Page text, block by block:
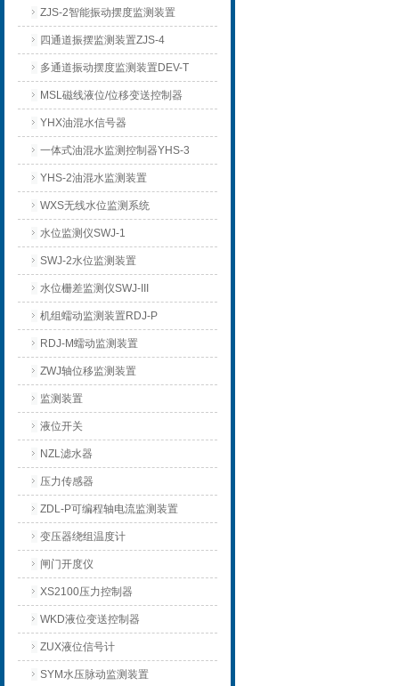
ZJS-2智能振动摆度监测装置
四通道振摆监测装置ZJS-4
多通道振动摆度监测装置DEV-T
MSL磁线液位/位移变送控制器
YHX油混水信号器
一体式油混水监测控制器YHS-3
YHS-2油混水监测装置
WXS无线水位监测系统
水位监测仪SWJ-1
SWJ-2水位监测装置
水位栅差监测仪SWJ-III
机组蠕动监测装置RDJ-P
RDJ-M蠕动监测装置
ZWJ轴位移监测装置
监测装置
液位开关
NZL滤水器
压力传感器
ZDL-P可编程轴电流监测装置
变压器绕组温度计
闸门开度仪
XS2100压力控制器
WKD液位变送控制器
ZUX液位信号计
SYM水压脉动监测装置